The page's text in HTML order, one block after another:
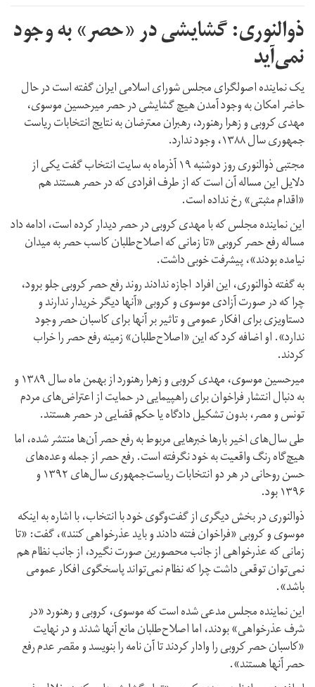
ذوالنوری: گشایشی در «حصر» به وجود
نمی‌آید
یک نماینده اصولگرای مجلس شورای اسلامی ایران گفته است در حال
حاضر امکان به وجود آمدن هیچ گشایشی در حصر میرحسین موسوی،
مهدی کروبی و زهرا رهنورد، رهبران معترضان به نتایج انتخابات ریاست
جمهوری سال ۱۳۸۸، وجود ندارد.
مجتبی ذوالنوری روز دوشنبه ۱۹ آذرماه به سایت انتخاب گفت یکی از
دلایل این مساله آن است که از طرف افرادی که در حصر هستند هم
«اقدام مثبتی» رخ نداده است.
این نماینده مجلس که با مهدی کروبی در حصر دیدار کرده است، ادامه داد
مساله رفع حصر کروبی «تا زمانی که اصلاح‌طلبان کاسب حصر به میدان
نیامده بودند»، پیشرفت خوبی داشت.
به گفته ذوالنوری، این افراد اجازه ندادند روند رفع حصر کروبی جلو برود،
چرا که در صورت آزادی موسوی و کروبی «آنها دیگر خریدار ندارند و
دستاویزی برای افکار عمومی و تاثیر بر آنها برای کاسبان حصر وجود
ندارد». او اضافه کرد که این «اصلاح‌طلبان» زمینه رفع حصر را خراب
کردند.
میرحسین موسوی، مهدی کروبی و زهرا رهنورد از بهمن ماه سال ۱۳۸۹ و
به دنبال انتشار فراخوان برای راهپیمایی در حمایت از اعتراض‌های مردم
تونس و مصر، بدون تشکیل دادگاه یا حکم قضایی در حصر هستند.
طی سال‌های اخیر بارها خبرهایی مربوط به رفع حصر آن‌ها منتشر شده، اما
هیچ‌گاه رنگ واقعیت به خود نگرفته است. رفع حصر از جمله وعده‌های
حسن روحانی در هر دو انتخابات ریاست‌جمهوری سال‌های ۱۳۹۲ و
۱۳۹۶ بود.
ذوالنوری در بخش دیگری از گفت‌وگوی خود با انتخاب، با اشاره به اینکه
موسوی و کروبی «فراخوان فتنه دادند و باید عذرخواهی کنند»، گفت: «تا
زمانی که عذرخواهی از جانب محصورین صورت نگیرد، از جانب نظام هم
نمی‌توان توقعی داشت چرا که نظام نمی‌تواند پاسخگوی افکار عمومی
باشد».
این نماینده مجلس مدعی شده است که موسوی، کروبی و رهنورد «در
شرف عذرخواهی» بودند، اما اصلاح‌طلبان مانع آنها شدند و در نهایت
«کاسبان حصر کروبی را وادار کردند تا آن نامه را بنویسد و مقصر عدم رفع
حصر آنها هستند».